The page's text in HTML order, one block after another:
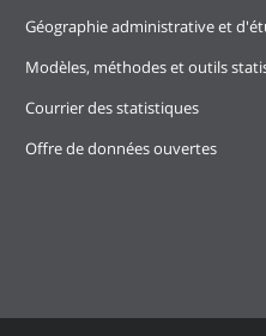
Géographie administrative et
Modèles, méthodes et outils
Courrier des statistiques
Offre de données ouvertes